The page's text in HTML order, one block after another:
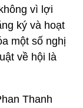
vì lợi
ký và hoạt
một số nghị
về hội là
Thanh